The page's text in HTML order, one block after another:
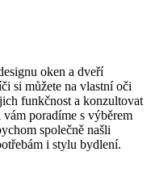
oken a dveří
si můžete na vlastní oči
funkčnost a konzultovat
poradíme s výběrem
společně našli
i stylu bydlení.